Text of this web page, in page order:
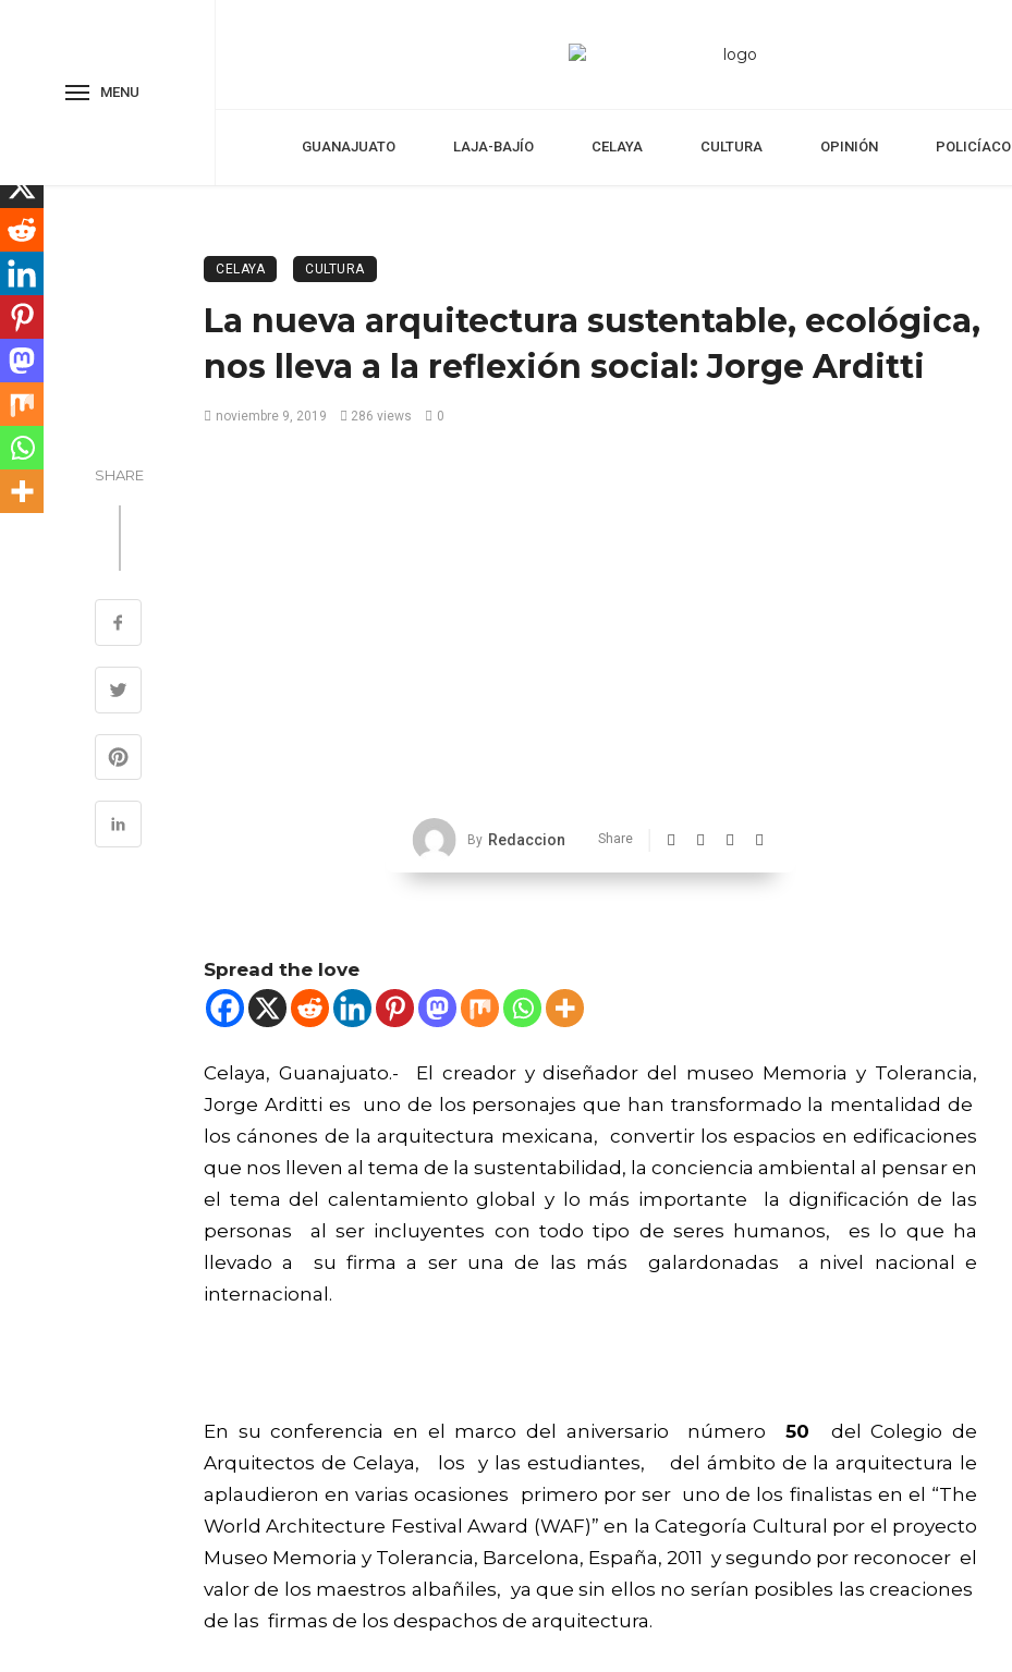
MENU
GUANAJUATO LAJA-BAJÍO CELAYA CULTURA OPINIÓN POLICÍACO
CELAYA CULTURA
La nueva arquitectura sustentable, ecológica,
nos lleva a la reflexión social: Jorge Arditti
noviembre 9, 2019 286 views 0
SHARE
By Redaccion Share
Spread the love
Celaya, Guanajuato.- El creador y diseñador del museo Memoria y Tolerancia,
Jorge Arditti es uno de los personajes que han transformado la mentalidad de
los cánones de la arquitectura mexicana, convertir los espacios en edificaciones
que nos lleven al tema de la sustentabilidad, la conciencia ambiental al pensar en
el tema del calentamiento global y lo más importante la dignificación de las
personas al ser incluyentes con todo tipo de seres humanos, es lo que ha
llevado a su firma a ser una de las más galardonadas a nivel nacional e
internacional.
En su conferencia en el marco del aniversario número 50 del Colegio de
Arquitectos de Celaya, los y las estudiantes, del ámbito de la arquitectura le
aplaudieron en varias ocasiones primero por ser uno de los finalistas en el “The
World Architecture Festival Award (WAF)” en la Categoría Cultural por el proyecto
Museo Memoria y Tolerancia, Barcelona, España, 2011 y segundo por reconocer el
valor de los maestros albañiles, ya que sin ellos no serían posibles las creaciones
de las firmas de los despachos de arquitectura.